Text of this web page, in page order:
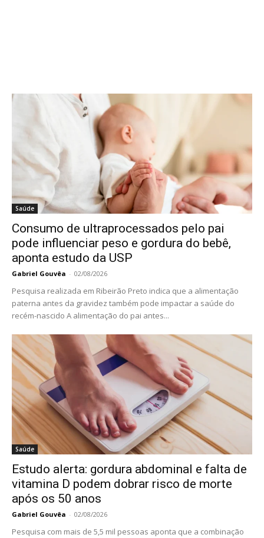
Saúde
Consumo de ultraprocessados pelo pai
pode influenciar peso e gordura do bebê,
aponta estudo da USP
Gabriel Gouvêa - 02/08/2026
Pesquisa realizada em Ribeirão Preto indica que a alimentação
paterna antes da gravidez também pode impactar a saúde do
recém-nascido A alimentação do pai antes...
Saúde
Estudo alerta: gordura abdominal e falta de
vitamina D podem dobrar risco de morte
após os 50 anos
Gabriel Gouvêa - 02/08/2026
Pesquisa com mais de 5,5 mil pessoas aponta que a combinação